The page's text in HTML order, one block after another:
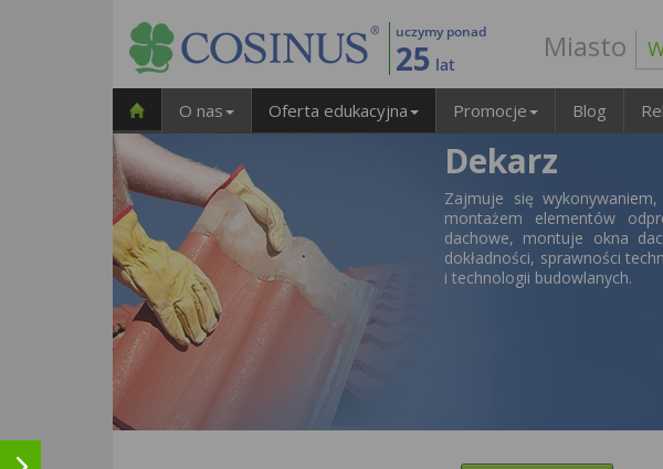
uczymy ponad
25 lat
Miasto
O nas Oferta edukacyjna Promocje Blog
Dekarz
Zajmuje się
montażem elementów
dachowe, montuje okna
dokładności, sprawności
i technologii budowlanych.